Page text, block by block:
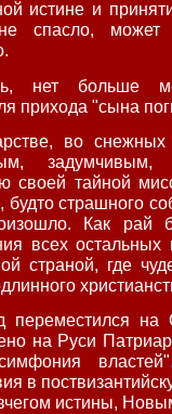
истине и
спасло, может
нет больше
прихода "сына
во
задумчивым,
своей тайной
будто страшного
Как рай
всех
страной, где
переместился
на Руси
властей"
в
истины,